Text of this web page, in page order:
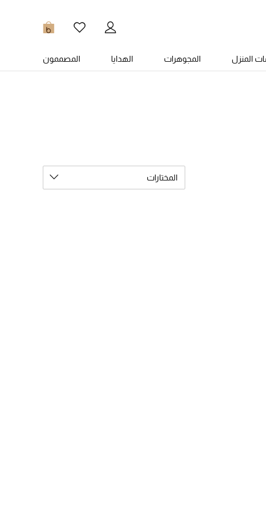
0
المنزل المجوهرات الهدايا المصممون
المختارات